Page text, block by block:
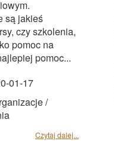
są jakieś
czy szkolenia,
pomoc na
pomoc...
01-17
/
Czytaj dalej...